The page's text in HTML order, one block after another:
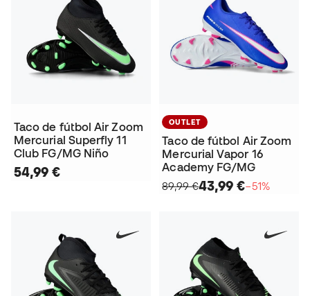
Taco de fútbol Air Zoom
Mercurial Superfly 11
Club FG/MG Niño
54,99 €
OUTLET
Taco de fútbol Air Zoom
Mercurial Vapor 16
Academy FG/MG
89,99 €43,99 €−51%